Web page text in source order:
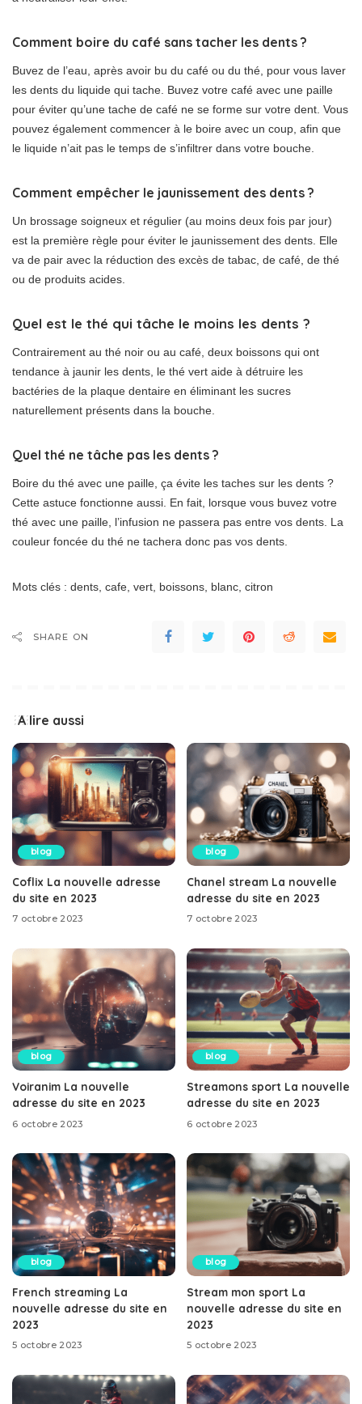
Comment boire du café sans tacher les dents ?
Buvez de l’eau, après avoir bu du café ou du thé, pour vous laver
les dents du liquide qui tache. Buvez votre café avec une paille
pour éviter qu’une tache de café ne se forme sur votre dent. Vous
pouvez également commencer à le boire avec un coup, afin que
le liquide n’ait pas le temps de s’infiltrer dans votre bouche.
Comment empêcher le jaunissement des dents ?
Un brossage soigneux et régulier (au moins deux fois par jour)
est la première règle pour éviter le jaunissement des dents. Elle
va de pair avec la réduction des excès de tabac, de café, de thé
ou de produits acides.
Quel est le thé qui tâche le moins les dents ?
Contrairement au thé noir ou au café, deux boissons qui ont
tendance à jaunir les dents, le thé vert aide à détruire les
bactéries de la plaque dentaire en éliminant les sucres
naturellement présents dans la bouche.
Quel thé ne tâche pas les dents ?
Boire du thé avec une paille, ça évite les taches sur les dents ?
Cette astuce fonctionne aussi. En fait, lorsque vous buvez votre
thé avec une paille, l’infusion ne passera pas entre vos dents. La
couleur foncée du thé ne tachera donc pas vos dents.
Mots clés : dents, cafe, vert, boissons, blanc, citron
SHARE ON
A lire aussi
blog
Coflix La nouvelle adresse
du site en 2023
7 octobre 2023
blog
Chanel stream La nouvelle
adresse du site en 2023
7 octobre 2023
blog
Voiranim La nouvelle
adresse du site en 2023
6 octobre 2023
blog
Streamons sport La nouvelle
adresse du site en 2023
6 octobre 2023
blog
French streaming La
nouvelle adresse du site en
2023
5 octobre 2023
blog
Stream mon sport La
nouvelle adresse du site en
2023
5 octobre 2023